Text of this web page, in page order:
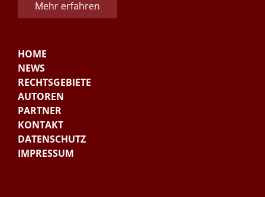
Mehr erfahren
HOME
NEWS
RECHTSGEBIETE
AUTOREN
PARTNER
KONTAKT
DATENSCHUTZ
IMPRESSUM